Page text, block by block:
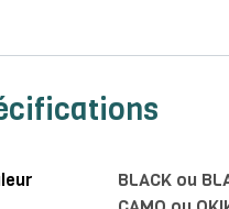
BLACK ou